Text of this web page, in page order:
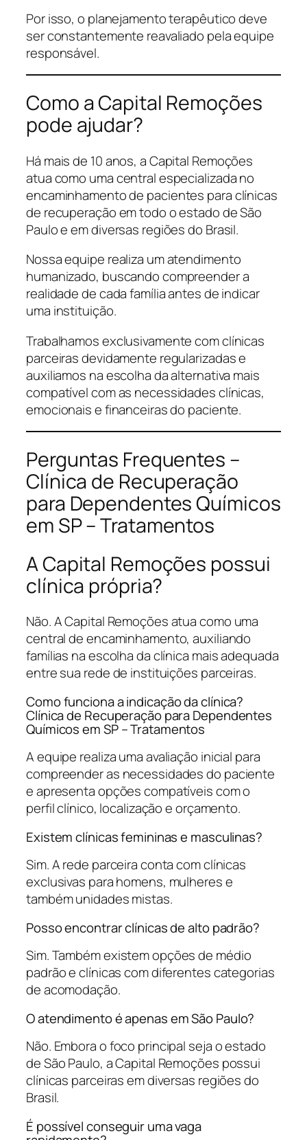
Por isso, o planejamento terapêutico deve
ser constantemente reavaliado pela equipe
responsável.
Como a Capital Remoções
pode ajudar?
Há mais de 10 anos, a Capital Remoções
atua como uma central especializada no
encaminhamento de pacientes para clínicas
de recuperação em todo o estado de São
Paulo e em diversas regiões do Brasil.
Nossa equipe realiza um atendimento
humanizado, buscando compreender a
realidade de cada família antes de indicar
uma instituição.
Trabalhamos exclusivamente com clínicas
parceiras devidamente regularizadas e
auxiliamos na escolha da alternativa mais
compatível com as necessidades clínicas,
emocionais e financeiras do paciente.
Perguntas Frequentes –
Clínica de Recuperação
para Dependentes Químicos
em SP – Tratamentos
A Capital Remoções possui
clínica própria?
Não. A Capital Remoções atua como uma
central de encaminhamento, auxiliando
famílias na escolha da clínica mais adequada
entre sua rede de instituições parceiras.
Como funciona a indicação da clínica?
Clínica de Recuperação para Dependentes
Químicos em SP – Tratamentos
A equipe realiza uma avaliação inicial para
compreender as necessidades do paciente
e apresenta opções compatíveis com o
perfil clínico, localização e orçamento.
Existem clínicas femininas e masculinas?
Sim. A rede parceira conta com clínicas
exclusivas para homens, mulheres e
também unidades mistas.
Posso encontrar clínicas de alto padrão?
Sim. Também existem opções de médio
padrão e clínicas com diferentes categorias
de acomodação.
O atendimento é apenas em São Paulo?
Não. Embora o foco principal seja o estado
de São Paulo, a Capital Remoções possui
clínicas parceiras em diversas regiões do
Brasil.
É possível conseguir uma vaga